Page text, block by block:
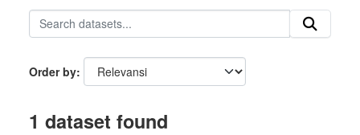
Order by
1 dataset found